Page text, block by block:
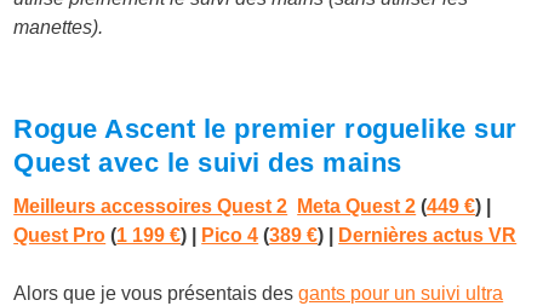
manettes).
Rogue Ascent le premier roguelike sur
Quest avec le suivi des mains
Meilleurs accessoires Quest 2 Meta Quest 2 (449 €) |
Quest Pro (1 199 €) Pico 4 (389 €) | Dernières actus VR
Alors que je vous présentais desgants pour un suivi ultra